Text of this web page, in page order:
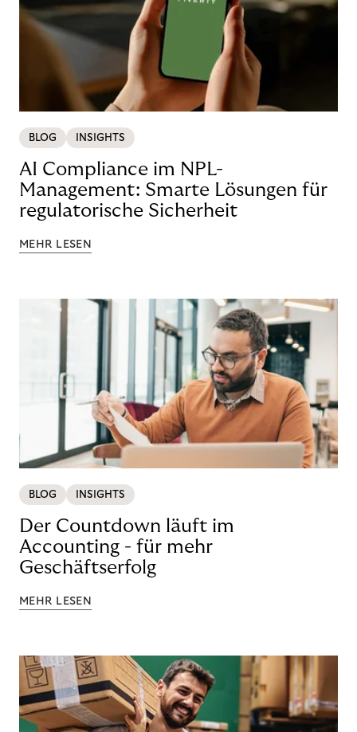
BLOG INSIGHTS
AI Compliance im NPL-
Management: Smarte Lösungen für
regulatorische Sicherheit
MEHR LESEN
BLOG INSIGHTS
Der Countdown läuft im
Accounting - für mehr
Geschäftserfolg
MEHR LESEN